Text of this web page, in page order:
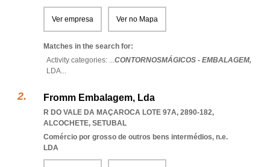
Ver empresa Ver no Mapa
Matches in the search for:
Activity categories: ...CONTORNOSMÁGICOS - EMBALAGEM,
LDA...
Fromm Embalagem, Lda
R DO VALE DA MAÇAROCA LOTE 97A, 2890-182,
ALCOCHETE, SETUBAL
Comércio por grosso de outros bens intermédios, n.e.
LDA